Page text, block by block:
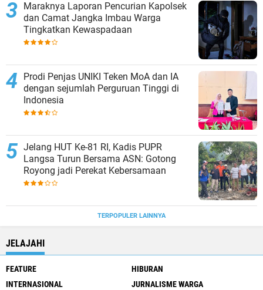
Maraknya Laporan Pencurian Kapolsek
dan Camat Jangka Imbau Warga
Tingkatkan Kewaspadaan
Prodi Penjas UNIKI Teken MoA dan IA
dengan sejumlah Perguruan Tinggi di
Indonesia
Jelang HUT Ke-81 RI, Kadis PUPR
Langsa Turun Bersama ASN: Gotong
Royong jadi Perekat Kebersamaan
TERPOPULER LAINNYA
JELAJAHI
FEATURE
HIBURAN
INTERNASIONAL
JURNALISME WARGA